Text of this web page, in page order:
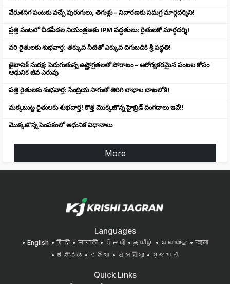
వేరుశనగ పంటకు వచ్చే పురుగులు, తెగుళ్లు – నివారణకు సమగ్ర మార్గదర్శిని!
ప్రత్తి పంటలో చీడపీడల నియంత్రణకు IPM పద్ధతులు: రైతులకో మార్గదర్శి!
వరి రైతులకు శుభవార్త: తక్కువ నీటితో ఎక్కువ దిగుబడికి శ్రీ పద్ధతి!
జైటానిక్ సురక్ష: పెరుగుతున్న ఉష్ణోగ్రతలతో పోరాటం – ఆరోగ్యకరమైన పంటల కోసం
ఆధునిక జీవ ఎరువు
పత్తి రైతులకు శుభవార్త: సేంద్రియ సాగుతో తిరిగి లాభాల బాటలోకి!
మక్కబుట్ట రైతులకు శుభవార్త! కొత్త మొక్కజొన్న హైబ్రిడ్ వంగడాలు ఇవే!!
మొక్కజొన్న పెంపకంలో ఆధునిక విధానాలు
More
Languages
English हिंदी मराठी ਪੰਜਾਬੀ தமிழ் മലയാളം
বাংলা
ಕನ್ನಡ
ଓଡିଆ অসমীয়া ગુજરાતી
Quick Links